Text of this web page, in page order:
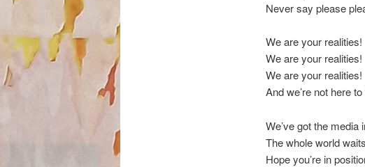
Never say please
We are your realities!
We are your realities!
We are your realities!
And we’re not here
We’ve got the media
The whole world
Hope you’re in